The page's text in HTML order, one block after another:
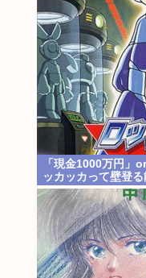
「現金1000万円」
ッカッカって壁登る